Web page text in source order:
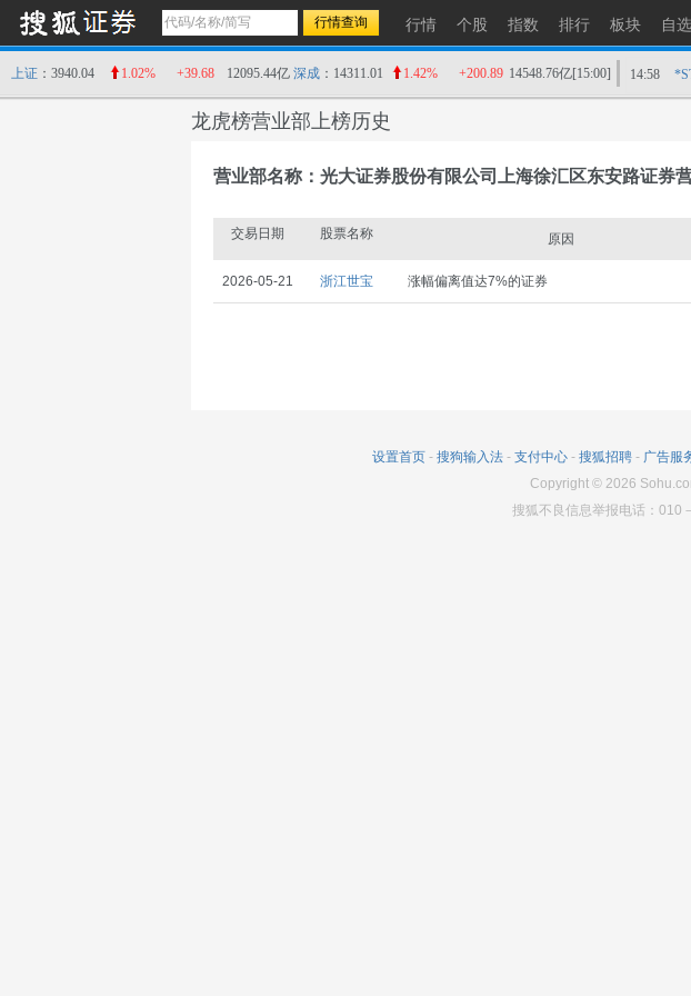
行情 个股 指数 排行 板块 自
上证 ：3940.04 1.02% +39.68 12095.44亿 深成 ：14311.01 1.42% +200.89 14548.76亿[15:00] 14:58
14:56
金
龙虎榜营业部上榜历史
营业部名称：光大证券股份有限公司上海徐汇区东安路证券
交易日期 股票名称 原因
2026-05-21 浙江世宝 涨幅偏离值达7%的证券
设置首页 - 搜狗输入法 - 支付中心 - 搜狐招聘 - 广告服
Copyright © 2026
搜狐不良信息举报电话：010